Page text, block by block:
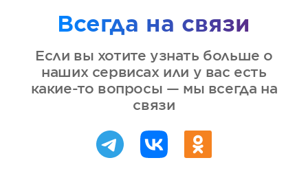
Всегда на связи
Если вы хотите узнать больше о
наших сервисах или у вас есть
какие-то вопросы — мы всегда на
связи